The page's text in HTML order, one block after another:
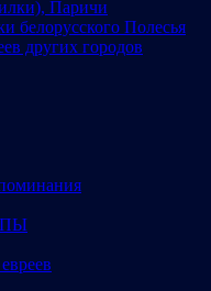
Паричи
белорусского Полесья
других городов